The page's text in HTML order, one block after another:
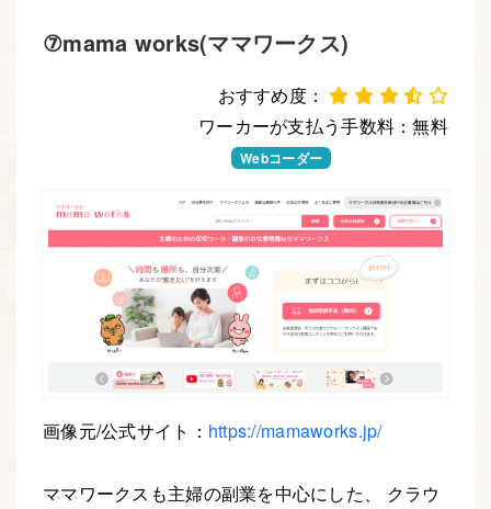
⑦mama works(ママワークス)
おすすめ度：
ワーカーが支払う手数料：無料
Webコーダー
画像元/公式サイト： https://mamaworks.jp/
ママワークスも主婦の副業を中心にした、 クラウ